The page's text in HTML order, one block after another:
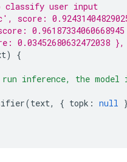
classify user input
0.03452680632472038
)
{
inference, the
(text, { topk : null